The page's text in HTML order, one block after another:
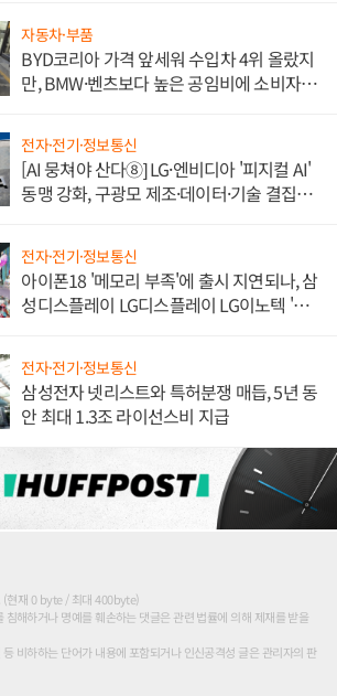
자동차·부품
BYD코리아 가격 앞세워 수입차 4위 올랐지
만, BMW·벤츠보다 높은 공임비에 소비자
전자·전기·정보통신
[AI 뭉쳐야 산다⑧] LG·엔비디아 '피지컬 AI'
동맹 강화, 구광모 제조·데이터·기술 결집
전자·전기·정보통신
아이폰18 '메모리 부족'에 출시 지연되나, 삼
성디스플레이 LG디스플레이 LG이노텍 '탈
전자·전기·정보통신
삼성전자 넷리스트와 특허분쟁 매듭, 5년 동
안 최대 1.3조 라이선스비 지급
(현재 0 byte / 최대 400byte)
침해하거나 명예를 훼손하는 댓글은 관련 법률에 의해 제재를 받을
비하하는 단어가 내용에 포함되거나 인신공격성 글은 관리자의 판